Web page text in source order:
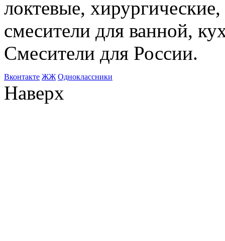
локтевые,
смесители для ванной,
Смесители для России.
Bконтакте ЖЖ Одноклассники
Наверх